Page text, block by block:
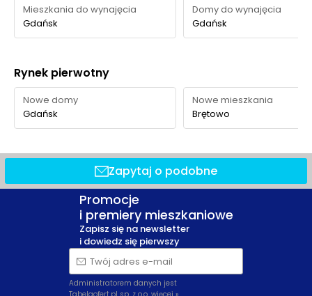
Mieszkania do wynajęcia
Gdańsk
Domy do wynajęcia
Gdańsk
Rynek pierwotny
Nowe domy
Gdańsk
Nowe mieszkania
Brętowo
Zapytaj o podobne
Promocje
i premiery mieszkaniowe
Zapisz się na newsletter
i dowiedz się pierwszy
Twój adres e-mail
Administratorem danych jest